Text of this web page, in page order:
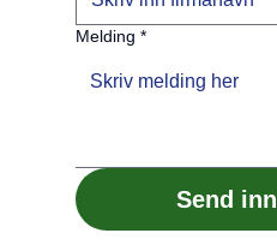
Melding *
Send inn